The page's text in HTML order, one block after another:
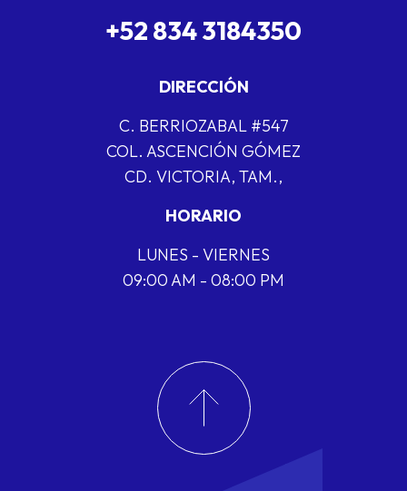
+52 834 3184350
DIRECCIÓN
C. BERRIOZABAL #547
COL. ASCENCIÓN GÓMEZ
CD. VICTORIA, TAM.,
HORARIO
LUNES - VIERNES
09:00 AM - 08:00 PM